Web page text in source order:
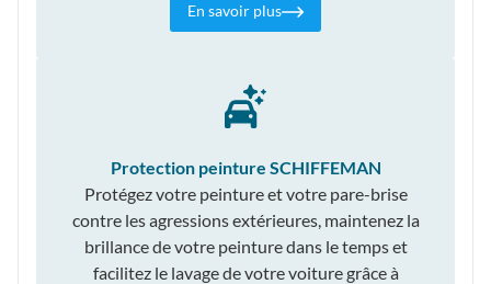
En savoir plus
Protection peinture SCHIFFEMAN
Protégez votre peinture et votre pare-brise
contre les agressions extérieures, maintenez la
brillance de votre peinture dans le temps et
facilitez le lavage de votre voiture grâce à